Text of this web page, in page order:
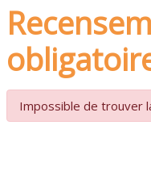
Impossible de trouver